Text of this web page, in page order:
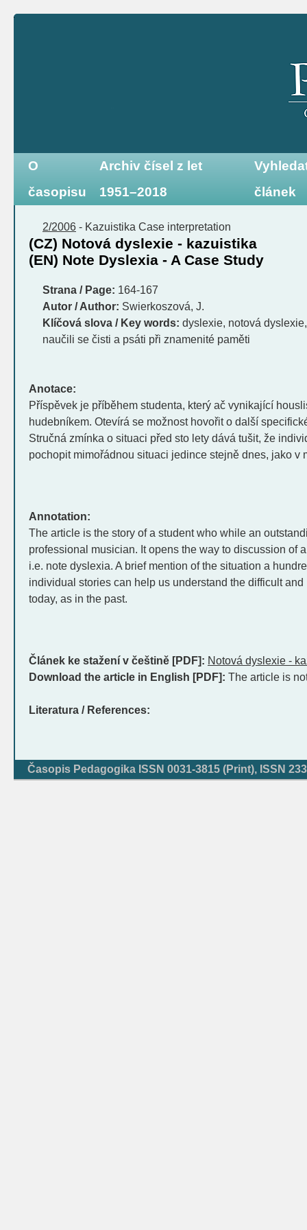
O
časopisu
Archiv čísel z let
1951–2018
článek
2/2006 - Kazuistika Case interpretation
(CZ) Notová dyslexie - kazuistika
(EN) Note Dyslexia - A Case Study
Strana / Page: 164-167
Autor / Author: Swierkoszová, J.
Klíčová slova / Key words: dyslexie, notová
naučili se čisti a psáti při znamenité paměti
Anotace:
Příspěvek je příběhem studenta, který ač vynikající
hudebníkem. Otevírá se možnost hovořit o další
Stručná zmínka o situaci před sto lety dává tušit, že
pochopit mimořádnou situaci jedince stejně dnes, jako v
Annotation:
The article is the story of a student who while an
professional musician. It opens the way to discussion of
i.e. note dyslexia. A brief mention of the situation a
individual stories can help us understand the difficult
today, as in the past.
Článek ke stažení v češtině [PDF]: Notová dyslexie -
Download the article in English [PDF]: The article is
Literatura / References:
Časopis Pedagogika ISSN 0031-3815 (Print), ISSN